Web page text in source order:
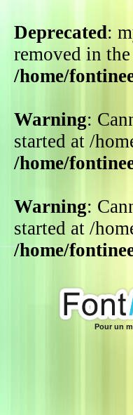
Deprecated:
removed in
/home/
Warning:
started at /
/home/
Warning:
started at /
/home/
Pour un